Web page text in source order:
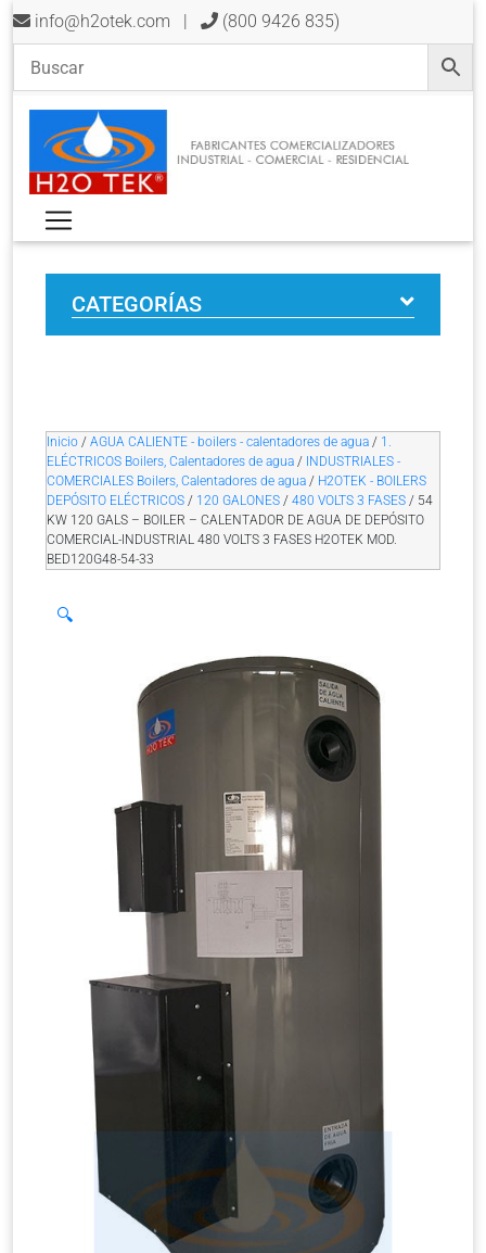
info@h2otek.com | (800 9426 835)
CATEGORÍAS
Inicio / AGUA CALIENTE - boilers - calentadores de agua / 1.
ELÉCTRICOS Boilers, Calentadores de agua / INDUSTRIALES -
COMERCIALES Boilers, Calentadores de agua / H2OTEK - BOILERS
DEPÓSITO ELÉCTRICOS / 120 GALONES / 480 VOLTS 3 FASES / 54
KW 120 GALS – BOILER – CALENTADOR DE AGUA DE DEPÓSITO
COMERCIAL-INDUSTRIAL 480 VOLTS 3 FASES H2OTEK MOD.
BED120G48-54-33
🔍